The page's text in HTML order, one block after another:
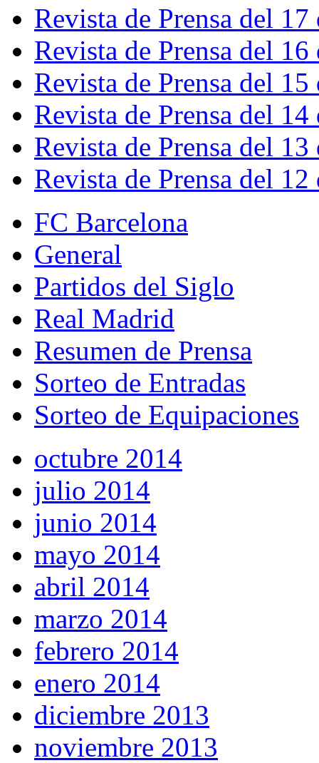
Revista de Prensa del
Revista de Prensa del
Revista de Prensa del
Revista de Prensa del
Revista de Prensa del
Revista de Prensa del
FC Barcelona
General
Partidos del Siglo
Real Madrid
Resumen de Prensa
Sorteo de Entradas
Sorteo de Equipaciones
octubre 2014
julio 2014
junio 2014
mayo 2014
abril 2014
marzo 2014
febrero 2014
enero 2014
diciembre 2013
noviembre 2013